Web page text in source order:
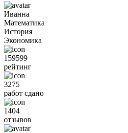
Иванна
Математика
История
Экономика
159599
рейтинг
3275
работ сдано
1404
отзывов